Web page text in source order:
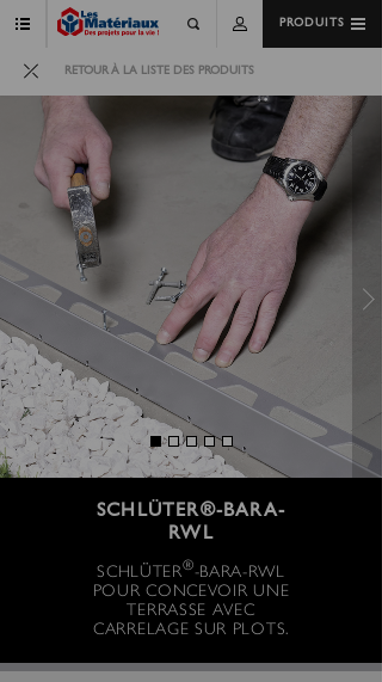
PRODUITS
RETOUR À LA LISTE DES PRODUITS
SCHLÜTER®-BARA-
RWL
SCHLÜTER®-BARA-RWL
POUR CONCEVOIR UNE
TERRASSE AVEC
CARRELAGE SUR PLOTS.